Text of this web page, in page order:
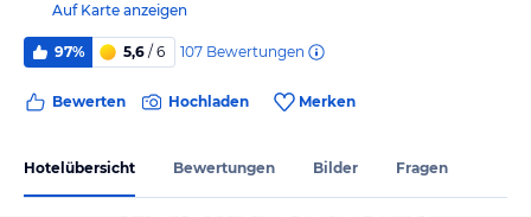
Auf Karte anzeigen
97% 5,6 / 6 107 Bewertungen
Bewerten Hochladen Merken
Hotelübersicht Bewertungen Bilder Fragen